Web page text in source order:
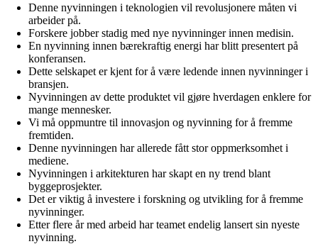
Denne nyvinningen i teknologien vil revolusjonere måten vi
arbeider på.
Forskere jobber stadig med nye nyvinninger innen medisin.
En nyvinning innen bærekraftig energi har blitt presentert på
konferansen.
Dette selskapet er kjent for å være ledende innen nyvinninger i
bransjen.
Nyvinningen av dette produktet vil gjøre hverdagen enklere for
mange mennesker.
Vi må oppmuntre til innovasjon og nyvinning for å fremme
fremtiden.
Denne nyvinningen har allerede fått stor oppmerksomhet i
mediene.
Nyvinningen i arkitekturen har skapt en ny trend blant
byggeprosjekter.
Det er viktig å investere i forskning og utvikling for å fremme
nyvinninger.
Etter flere år med arbeid har teamet endelig lansert sin nyeste
nyvinning.